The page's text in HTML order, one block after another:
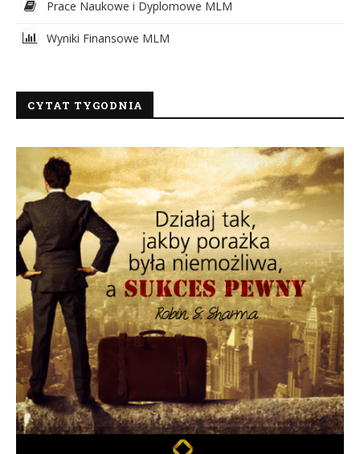
Prace Naukowe i Dyplomowe MLM
Wyniki Finansowe MLM
CYTAT TYGODNIA